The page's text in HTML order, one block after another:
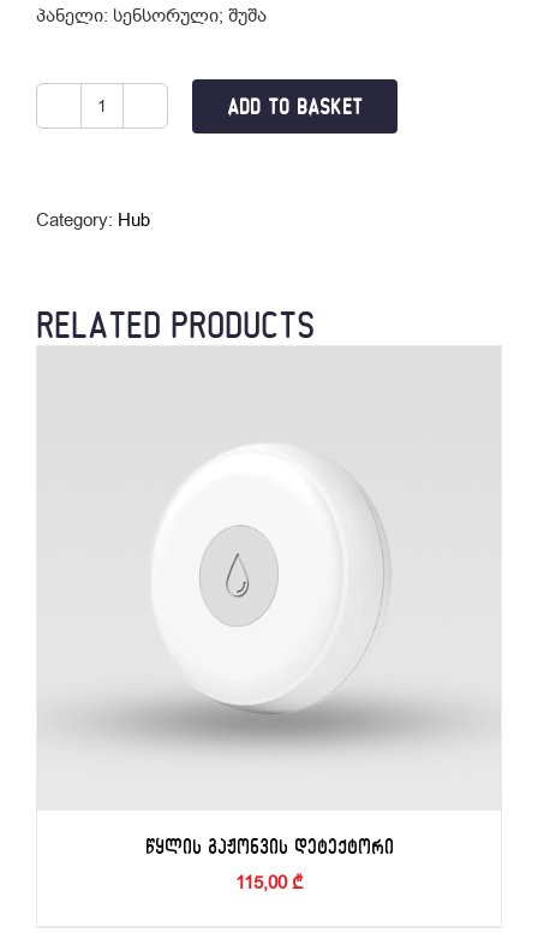
პანელი: სენსორული; შუშა
ჭკვიანი
ADD TO BASKET
Category: Hub
RELATED PRODUCTS
ᲬᲧᲚᲘᲡ ᲒᲐᲟᲝᲜᲕᲘᲡ ᲓᲔᲢᲔᲥᲢᲝᲠᲘ
115,00₾